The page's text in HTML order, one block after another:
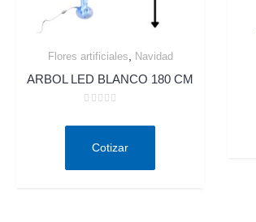
Flores artificiales, Navidad
ARBOL LED BLANCO 180 CM
deCotizar